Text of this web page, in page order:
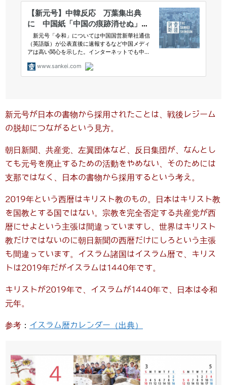
新元号が日本の書物から採用されたことは、戦後レジーム
の脱却につながるという見方。
朝日新聞、共産党、左翼団体など、反日集団が、なんとし
ても元号を廃止するための活動をやめない、そのためには
支那ではなく、日本の書物から採用するという考え。
2019年という西暦はキリスト教のもの。日本はキリスト教
を国教とする国ではない。宗教を完全否定する共産党が西
暦にせよという主張は間違っていますし、世界はキリスト
教だけではないのに朝日新聞の西暦だけにしろという主張
も間違っています。イスラム諸国はイスラム暦で、キリス
トは2019年だがイスラムは1440年です。
キリストが2019年で、イスラムが1440年で、日本は令和
元年。
参考 ： イスラム暦カレンダー（出典）